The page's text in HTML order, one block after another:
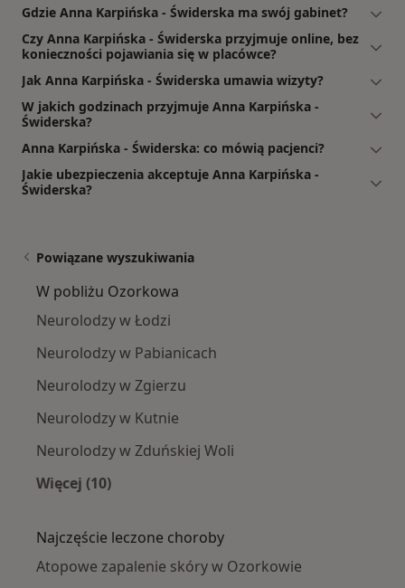
Gdzie Anna Karpińska - Świderska­ ma swój gabinet?
Czy Anna Karpińska - Świderska­ przyjmuje online, bez
konieczności pojawiania się w placówce?
Jak Anna Karpińska - Świderska­ umawia wizyty?
W jakich godzinach przyjmuje Anna Karpińska -
Świderska­?
Anna Karpińska - Świderska­: co mówią pacjenci?
Jakie ubezpieczenia akceptuje Anna Karpińska -
Świderska­?
Powiązane wyszukiwania
W pobliżu Ozorkowa
Neurolodzy w Łodzi
Neurolodzy w Pabianicach
Neurolodzy w Zgierzu
Neurolodzy w Kutnie
Neurolodzy w Zduńskiej Woli
Więcej (10)
Najczęście leczone choroby
Atopowe zapalenie skóry w Ozorkowie